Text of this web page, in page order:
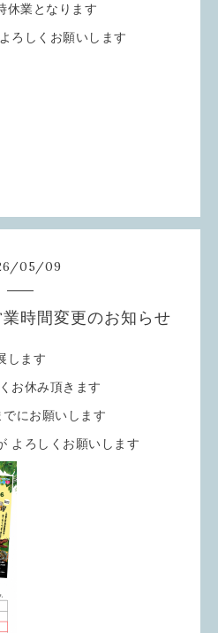
休業となります
ろしくお願いします
/05/09
時間変更のお知らせ
します
お休み頂きます
にお願いします
よろしくお願いします